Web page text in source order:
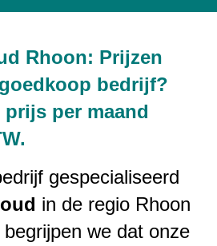
Rhoon: Prijzen
bedrijf?
per maand
gespecialiseerd
in de regio Rhoon
we dat onze